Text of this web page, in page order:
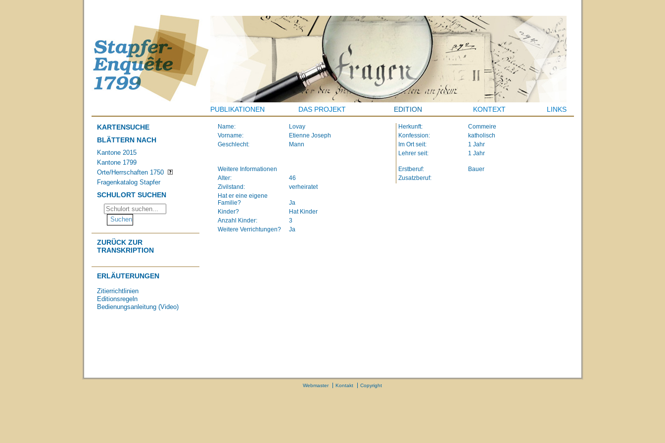
PUBLIKATIONEN DAS PROJEKT EDITION KONTEXT LINKS
KARTENSUCHE
BLÄTTERN NACH
Kantone 2015
Kantone 1799
Orte/Herrschaften 1750
Fragenkatalog Stapfer
SCHULORT SUCHEN
ZURÜCK ZUR
TRANSKRIPTION
ERLÄUTERUNGEN
Zitierrichtlinien
Editionsregeln
Bedienungsanleitung (Video)
Name:
Lovay
Vorname:
Etienne Joseph
Geschlecht:
Mann
Herkunft:
Commeire
Konfession:
katholisch
Im Ort seit:
1 Jahr
Lehrer seit:
1 Jahr
Weitere Informationen
Alter:
46
Zivilstand:
verheiratet
Hat er eine eigene
Familie?
Ja
Kinder?
Hat Kinder
Anzahl Kinder:
3
Weitere Verrichtungen?
Ja
Erstberuf:
Bauer
Zusatzberuf:
Webmaster Kontakt Copyright